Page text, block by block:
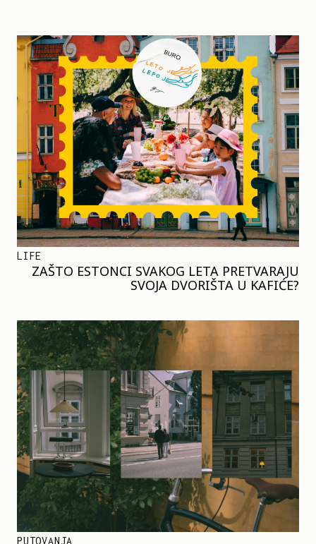
LIFE
ZAŠTO ESTONCI SVAKOG LETA PRETVARAJU
SVOJA DVORIŠTA U KAFIĆE?
PUTOVANJA